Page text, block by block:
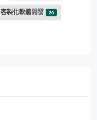
客製化軟體開發 20